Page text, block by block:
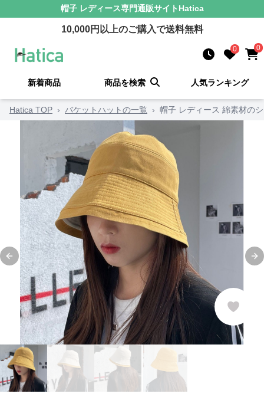
帽子 レディース専門通販サイト Hatica
10,000円以上のご購入で送料無料
0 0
新着商品 商品を検索 人気ランキング
Hatica TOP › バケットハットの一覧 › 帽子 レディース 綿素材の
Previous slide